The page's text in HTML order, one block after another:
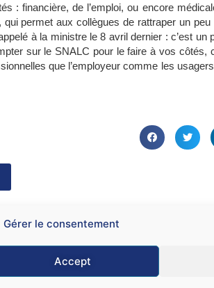
Gérer le consentement
Accept
: financière, de l’emploi, ou encore
permet aux collègues de rattraper un
à la ministre le 8 avril dernier : c’est un
sur le SNALC pour le faire à vos côtés,
que l’employeur comme les